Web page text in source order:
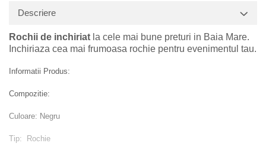
Descriere
Rochii de inchiriat la cele mai bune preturi in Baia Mare.
Inchiriaza cea mai frumoasa rochie pentru evenimentul tau.
Informatii Produs:
Compozitie:
Culoare: Negru
Tip: Rochie